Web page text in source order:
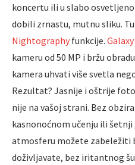
koncertu ili u slabo
dobili zrnastu, mutnu sliku.
Nightography funkcije.
kameru od 50 MP i bržu
kamera uhvati više svetla
Rezultat? Jasnije i oštrije
nije na vašoj strani. Bez
kasnonoćnom učenju ili
atmosferu možete zabeležiti
doživljavate, bez iritantnog